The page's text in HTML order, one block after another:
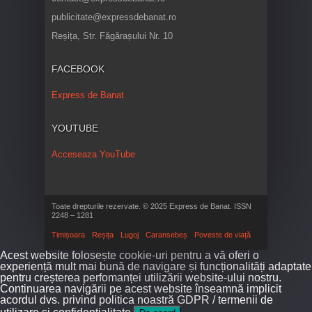
publicitate@expressdebanat.ro
Reșița, Str. Făgărașului Nr. 10
FACEBOOK
Express de Banat
YOUTUBE
Acceseaza YouTube
Toate drepturile rezervate. © 2025 Express de Banat. ISSN
2248 – 1281
Timișoara Reșița Lugoj Caransebeș Poveste de viață
Acest website folosește cookie-uri pentru a vă oferi o
experiență mult mai bună de navigare și funcționalități adaptate
pentru creșterea perfomanței utilizării website-ului nostru.
Continuarea navigării pe acest website înseamnă implicit
acordul dvs. privind politica noastră GDPR / termenii de